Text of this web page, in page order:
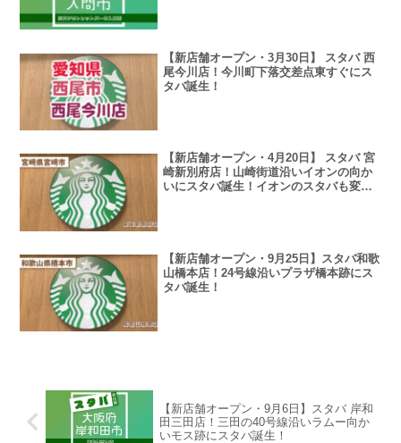
【新店舗オープン・3月30日】 スタバ 西
尾今川店！今川町下落交差点東すぐにス
タバ誕生！
【新店舗オープン・4月20日】 スタバ 宮
崎新別府店！山崎街道沿いイオンの向か
いにスタバ誕生！イオンのスタバも変わ
【新店舗オープン・9月25日】スタバ和歌
山橋本店！24号線沿いプラザ橋本跡にス
タバ誕生！
【新店舗オープン・9月6日】スタバ 岸和
田三田店！三田の40号線沿いラムー向か
いモス跡にスタバ誕生！